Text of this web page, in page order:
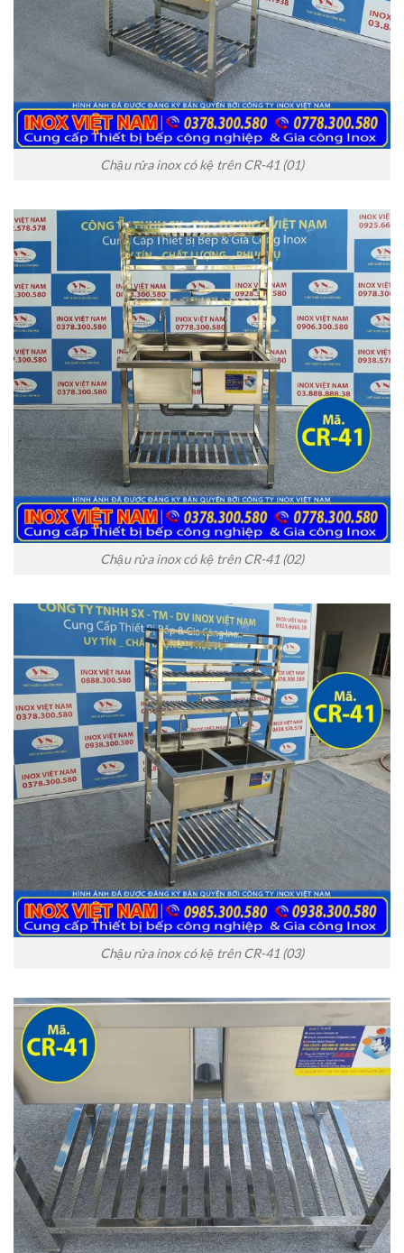
Chậu rửa inox có kệ trên CR-41 (01)
Chậu rửa inox có kệ trên CR-41 (02)
Chậu rửa inox có kệ trên CR-41 (03)